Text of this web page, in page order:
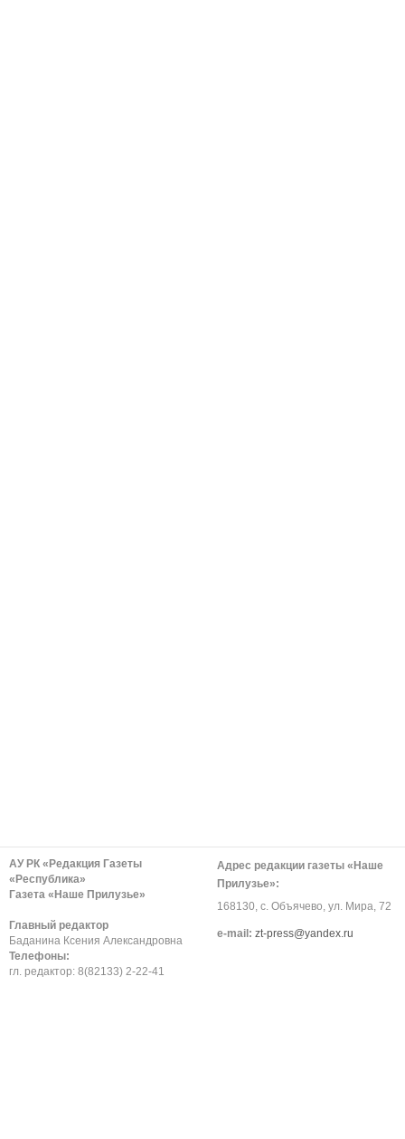
АУ РК «Редакция Газеты
«Республика»
Газета «Наше Прилузье»
Главный редактор
Баданина Ксения Александровна
Телефоны:
гл. редактор: 8(82133) 2-22-41
Адрес редакции газеты «Наше
Прилузье»:
168130, с. Объячево, ул. Мира, 72
е-mail: zt-press@yandex.ru